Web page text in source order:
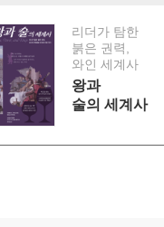
리더가 탐한
붉은 권력,
와인 세계사
왕과
술의 세계사